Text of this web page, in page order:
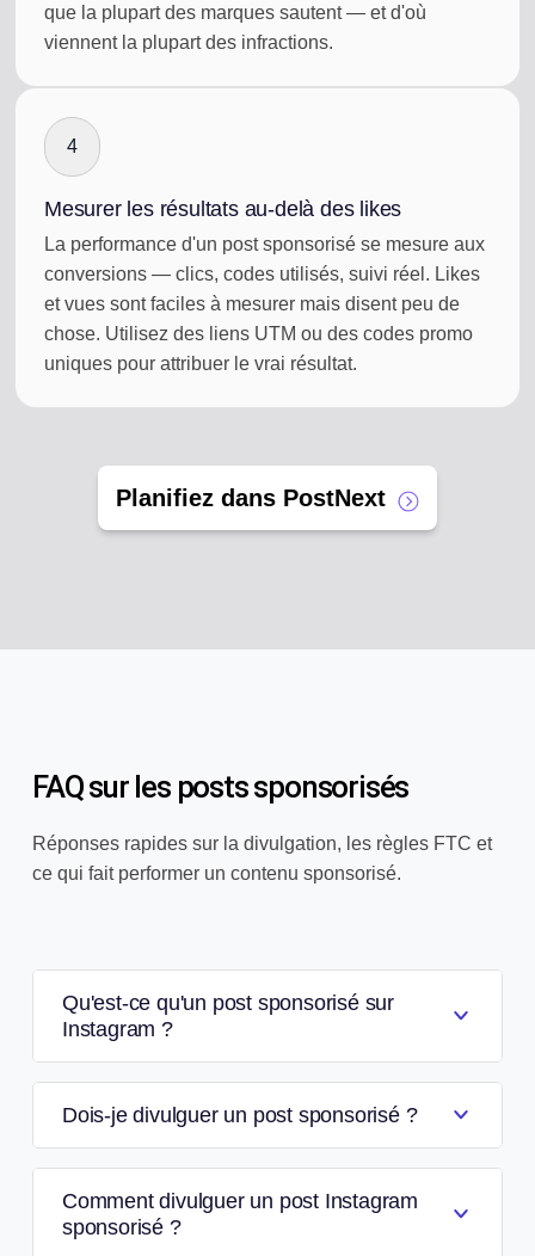
que la plupart des marques sautent — et d'où
viennent la plupart des infractions.
4
Mesurer les résultats au-delà des likes
La performance d'un post sponsorisé se mesure aux
conversions — clics, codes utilisés, suivi réel. Likes
et vues sont faciles à mesurer mais disent peu de
chose. Utilisez des liens UTM ou des codes promo
uniques pour attribuer le vrai résultat.
Planifiez dans PostNext
FAQ sur les posts sponsorisés
Réponses rapides sur la divulgation, les règles FTC et
ce qui fait performer un contenu sponsorisé.
Qu'est-ce qu'un post sponsorisé sur
Instagram ?
Dois-je divulguer un post sponsorisé ?
Comment divulguer un post Instagram
sponsorisé ?